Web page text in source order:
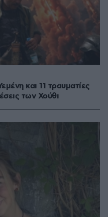
και 11 τραυματίες
των Χούθι